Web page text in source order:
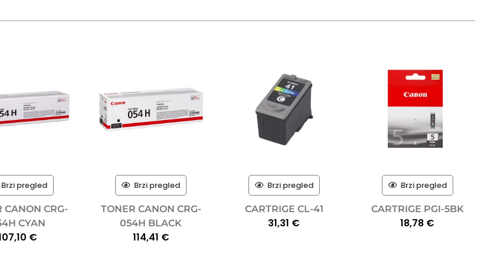
Brzi pregled
CANON CRG-
CYAN
€
Brzi pregled
TONER CANON CRG-
054H BLACK
114,41 €
Brzi pregled
CARTRIGE CL-41
31,31 €
Brzi pregled
CARTRIGE PGI-5BK
18,78 €